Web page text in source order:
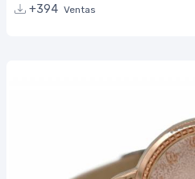
+394 Ventas